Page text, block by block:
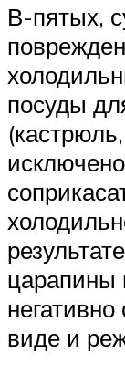
В-пятых,
посуды
царапины
виде и